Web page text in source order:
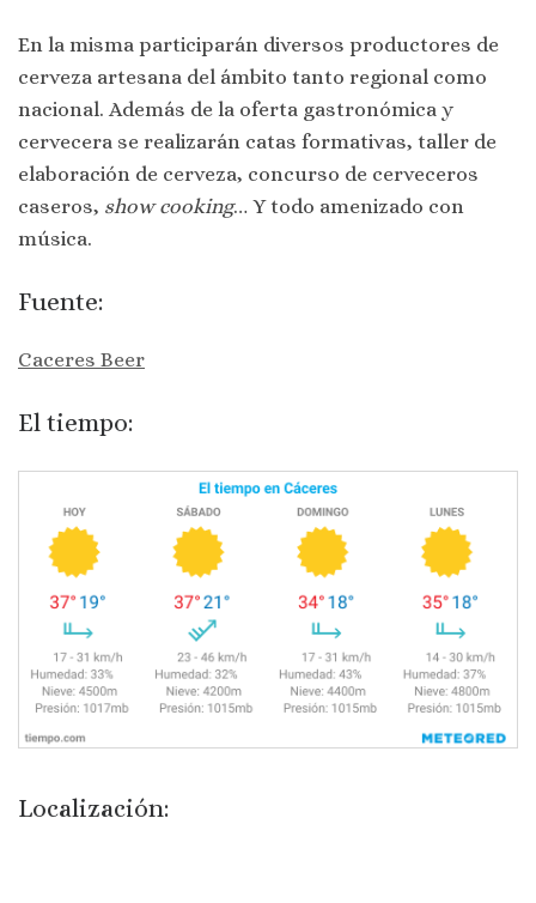
En la misma participarán diversos productores de
cerveza artesana del ámbito tanto regional como
nacional. Además de la oferta gastronómica y
cervecera se realizarán catas formativas, taller de
elaboración de cerveza, concurso de cerveceros
caseros, show cooking… Y todo amenizado con
música.
Fuente:
Caceres Beer
El tiempo:
Localización: